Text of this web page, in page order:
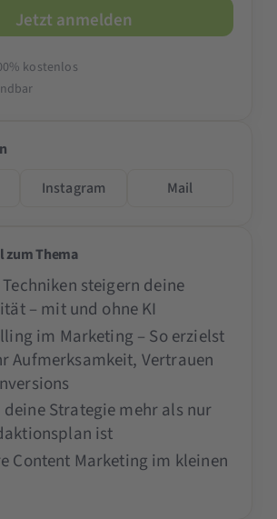
kostenlos
Instagram Mail
zum Thema
Techniken steigern deine
– mit und ohne KI
im Marketing – So erzielst
Aufmerksamkeit, Vertrauen
Strategie mehr als nur
ist
Content Marketing im kleinen